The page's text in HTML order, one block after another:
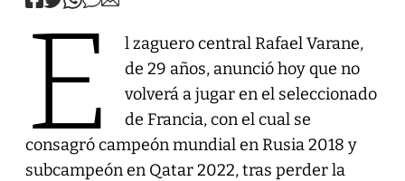
E
l zaguero central Rafael Varane,
de 29 años, anunció hoy que no
volverá a jugar en el seleccionado
de Francia, con el cual se
consagró campeón mundial en Rusia 2018 y
subcampeón en Qatar 2022, tras perder la